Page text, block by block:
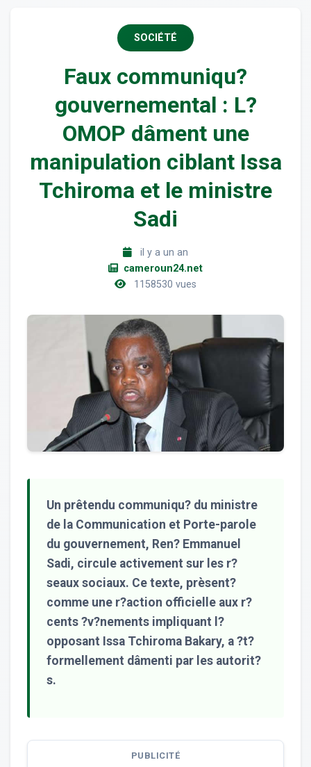
SOCIÉTÉ
Faux communiqu?
gouvernemental : L?
OMOP dâment une
manipulation ciblant Issa
Tchiroma et le ministre
Sadi
il y a un an
cameroun24.net
1158530 vues
Un prêtendu communiqu? du ministre
de la Communication et Porte-parole
du gouvernement, Ren? Emmanuel
Sadi, circule activement sur les r?
seaux sociaux. Ce texte, prèsent?
comme une r?action officielle aux r?
cents ?v?nements impliquant l?
opposant Issa Tchiroma Bakary, a ?t?
formellement dâmenti par les autorit?
s.
PUBLICITÉ